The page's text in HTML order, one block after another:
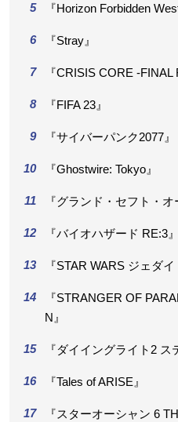
『Horizon Forbidden West
『Stray』
『CRISIS CORE -FINAL
『FIFA 23』
『サイバーパンク2077』
『Ghostwire: Tokyo』
『グランド・セフト・オ
『バイオハザード RE:3』
『STAR WARS ジェダ
『STRANGER OF
N』
『ダイイングライト2 ス
『Tales of ARISE』
『スターオーシャン 6